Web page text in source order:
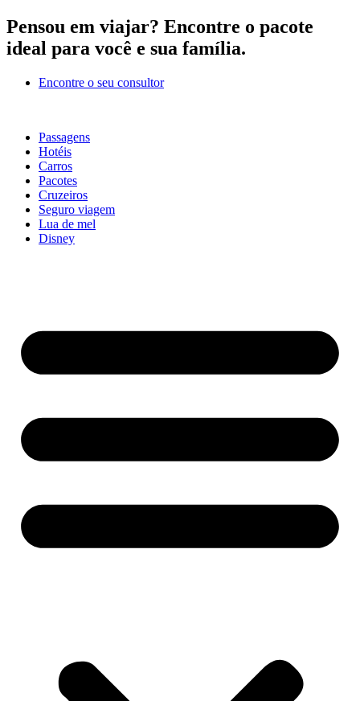
Ir
para
o
Pensou em viajar? Encontre o pacote
ideal para você e sua família.
Encontre o seu consultor
Passagens
Hotéis
Carros
Pacotes
Cruzeiros
Seguro viagem
Lua de mel
Disney